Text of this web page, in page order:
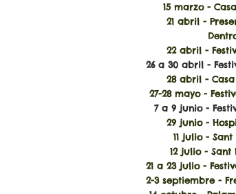
15 marzo - Casa
21 abril -
Dentro del
22 abril -
26 a 30 abril -
28 abril - Casa
27-28 mayo -
7 a 9 junio -
29 junio -
11 julio - Sant
12 julio - Sant
21 a 23 julio -
2-3 septiembre -